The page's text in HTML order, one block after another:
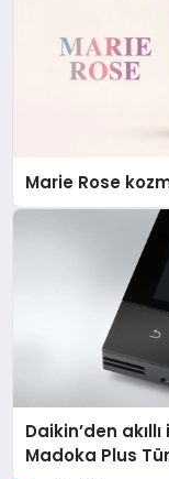
Marie Rose
Daikin’den
Madoka Plus